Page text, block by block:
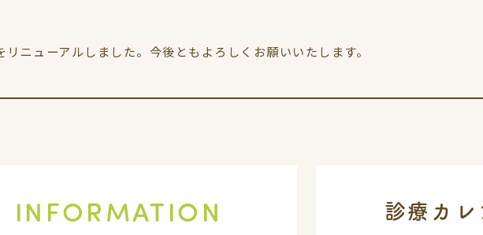
リニューアルしました。今後ともよろしくお願いいたします。
INFORMATION 診療カレ